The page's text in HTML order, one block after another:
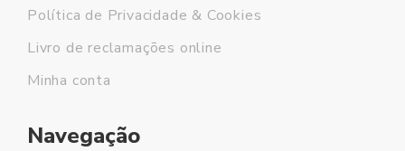
Política de Privacidade & Cookies
Livro de reclamações online
Minha conta
Navegação